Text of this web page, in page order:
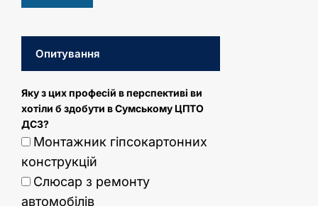
Опитування
Яку з цих професій в перспективі ви
хотіли б здобути в Сумському ЦПТО
ДСЗ?
Монтажник гіпсокартонних
конструкцій
Слюсар з ремонту
автомобілів